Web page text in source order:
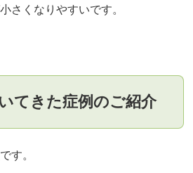
さくなりやすいです。
てきた症例のご紹介
す。